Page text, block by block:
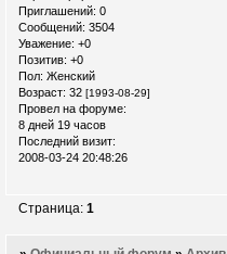
Приглашений: 0
Сообщений: 3504
Уважение: +0
Позитив: +0
Пол: Женский
Возраст: 32 [1993-08-29]
Провел на форуме:
8 дней 19 часов
Последний визит:
2008-03-24 20:48:26
Страница:1